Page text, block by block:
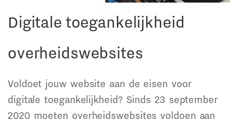
Digitale toegankelijkheid
overheidswebsites
Voldoet jouw website aan de eisen voor
digitale toegankelijkheid? Sinds 23 september
2020 moeten overheidswebsites voldoen aan